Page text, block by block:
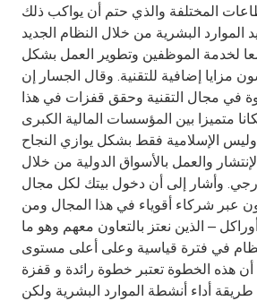
Malaysia
Turkey
Egypt
UK
Kingdom of Bahrain
المختلفة والذي حتم أن يواكب ذلك
البشرية من خلال النظام الجديد
لخدمة الموظفين وتطوير العمل بشكل
مزايا إضافية للتقنية. وقال الجسار إن
في مجال التقنية وحقق قفزات في هذا
متميزا بين المؤسسات المالية الكبرى
الإسلامية فقط بشكل يوازي النجاح
والعمل بالأسواق الدولية من خلال
وأشار إلى أن دخول بيتك لكل مجال
عبر شركاء أقوياء في هذا المجال ومن
– الذين نعتز بالتعاون معهم وهو ما
في فترة قياسية وعلى أعلى مستوى
هذه الخطوة تعتبر خطوة رائدة و قفزة
أداء أنشطة الموارد البشرية ولكن